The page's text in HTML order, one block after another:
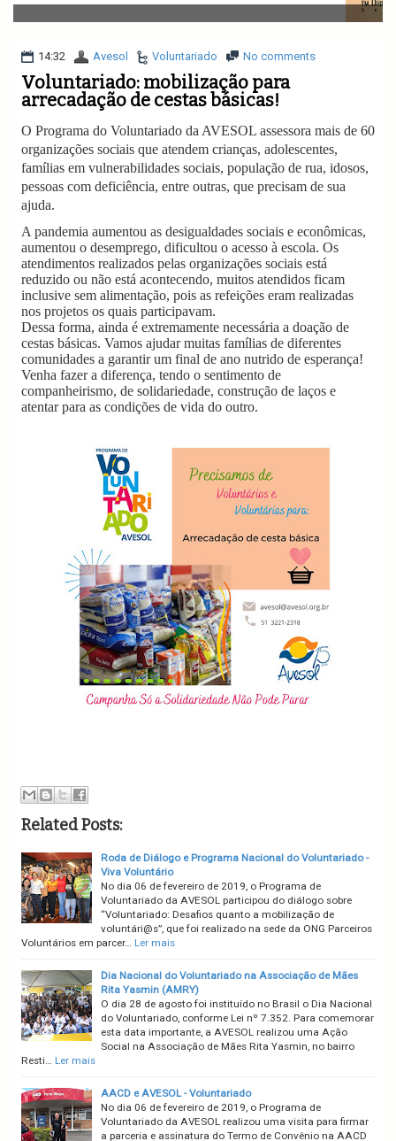
v
i
a
t
i
o
14:32 Avesol Voluntariado No comments
Voluntariado: mobilização para
arrecadação de cestas básicas!
O Programa do Voluntariado da AVESOL assessora mais de 60
organizações sociais que atendem crianças, adolescentes,
famílias em vulnerabilidades sociais, população de rua, idosos,
pessoas com deficiência, entre outras, que precisam de sua
ajuda.
A pandemia aumentou as desigualdades sociais e econômicas,
aumentou o desemprego, dificultou o acesso à escola. Os
atendimentos realizados pelas organizações sociais está
reduzido ou não está acontecendo, muitos atendidos ficam
inclusive sem alimentação, pois as refeições eram realizadas
nos projetos os quais participavam.
Dessa forma, ainda é extremamente necessária a doação de
cestas básicas. Vamos ajudar muitas famílias de diferentes
comunidades a garantir um final de ano nutrido de esperança!
Venha fazer a diferença, tendo o sentimento de
companheirismo, de solidariedade, construção de laços e
atentar para as condições de vida do outro.
Related Posts:
Roda de Diálogo e Programa Nacional do Voluntariado -
Viva Voluntário
No dia 06 de fevereiro de 2019, o Programa de
Voluntariado da AVESOL participou do diálogo sobre
“Voluntariado: Desafios quanto a mobilização de
voluntári@s”, que foi realizado na sede da ONG Parceiros
Voluntários em parcer… Ler mais
Dia Nacional do Voluntariado na Associação de Mães
Rita Yasmin (AMRY)
O dia 28 de agosto foi instituído no Brasil o Dia Nacional
do Voluntariado, conforme Lei nº 7.352. Para comemorar
esta data importante, a AVESOL realizou uma Ação
Social na Associação de Mães Rita Yasmin, no bairro
Resti… Ler mais
AACD e AVESOL - Voluntariado
No dia 06 de fevereiro de 2019, o Programa de
Voluntariado da AVESOL realizou uma visita para firmar
a parceria e assinatura do Termo de Convênio na AACD